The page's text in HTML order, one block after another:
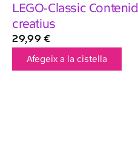
LEGO-Classic
creatius
29,99 €
Afegeix a la cistella